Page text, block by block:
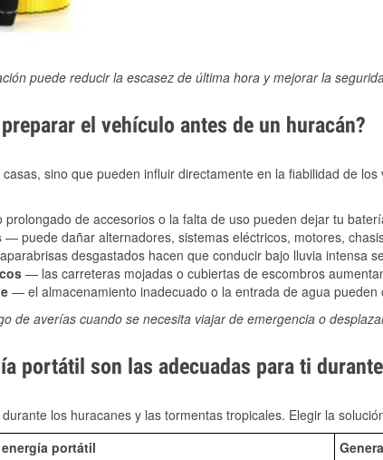
puede reducir la escasez de última hora y mejorar la
el vehículo antes de un huracán?
sino que pueden influir directamente en la fiabilidad de
de accesorios o la falta de uso pueden dejar tu
— puede dañar alternadores, sistemas eléctricos, motores,
desgastados hacen que conducir bajo lluvia intensa
— las carreteras mojadas o cubiertas de escombros
— el almacenamiento inadecuado o la entrada de agua
de averías cuando se necesita viajar de emergencia o
portátil son las adecuadas para ti
los huracanes y las tormentas tropicales. Elegir la
portátil